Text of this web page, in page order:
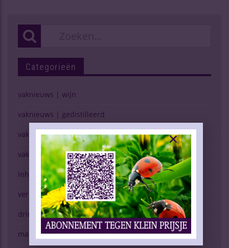
Categorieën
vaknieuws | wijn
vaknieuws | gedistilleerd
vaknieuws | bier
vaknieuws | overig
inhoud vakblad
verkopen (g)een kunst
drinken & gezondheid
marktspiegel